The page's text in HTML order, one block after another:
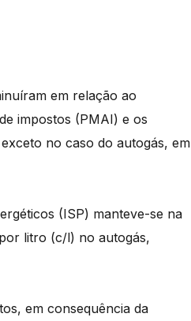
em relação ao
impostos (PMAI) e os
no caso do autogás, em
(ISP) manteve-se na
litro (c/l) no autogás,
em consequência da